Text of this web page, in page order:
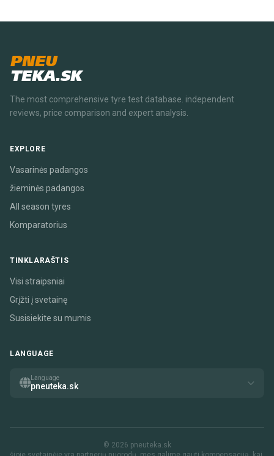
PNEU
TEKA.SK
The most comprehensive tyre test database. independent
reviews, price comparison and expert analysis.
EXPLORE
Vasarinės padangos
žieminės padangos
All season tyres
Komparatorius
TINKLARAŠTIS
Visi straipsniai
Grįžti į svetainę
Susisiekite su mumis
LANGUAGE
Language
pneuteka.sk
© 2026 pneuteka.sk